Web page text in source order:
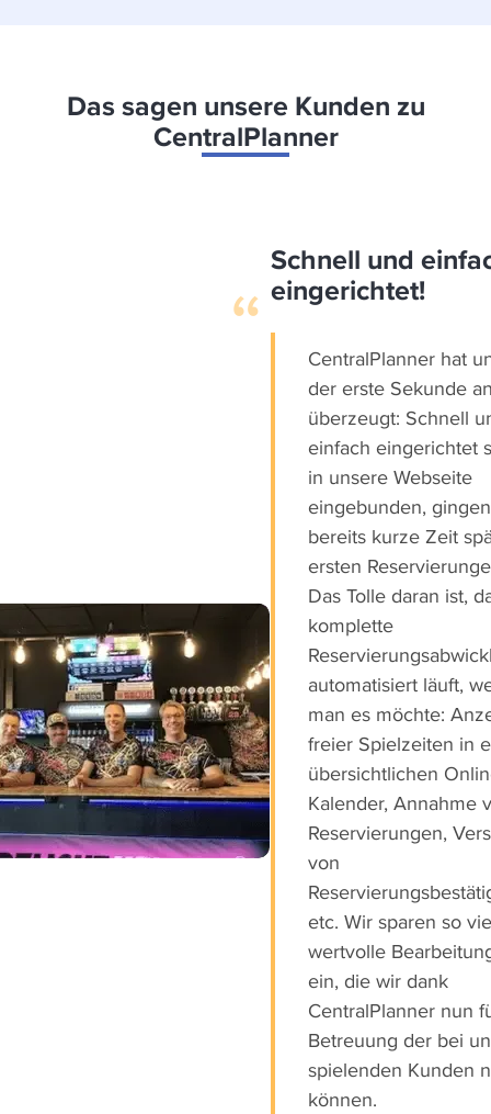
Das sagen unsere Kunden zu
CentralPlanner
Schnell und
eingerichtet!
CentralPlanner hat
der erste Sekunde
überzeugt: Schnell
einfach eingerichtet
in unsere Webseite
eingebunden, gingen
bereits kurze Zeit
ersten
Das Tolle daran ist,
komplette
automatisiert läuft,
man es möchte:
freier Spielzeiten in
übersichtlichen
Kalender, Annahme
Reservierungen,
von
etc. Wir sparen so
wertvolle
ein, die wir dank
CentralPlanner nun
Betreuung der bei
spielenden Kunden
können.